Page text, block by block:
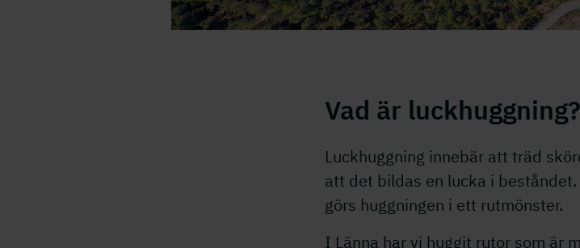
Vad är luckhuggning?
Luckhuggning innebär att träd
att det bildas en lucka i
görs huggningen i ett rutmönster.
I Länna har vi huggit rutor som är